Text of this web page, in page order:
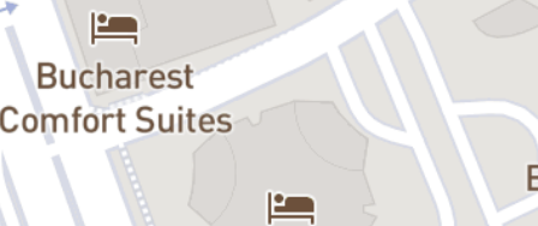
Mama:
Costina Cheyrouze
Natalia:
Raluca Petra
Mirela:Ileana Olteanu
Mihai:Petre Ancuța
Ciprian Nicula
Gheorghe:Gavril Pătru
Licuța:
Alexandra Sălceanu
Teodora Calagiu
Ioana: Maia Morgenstern